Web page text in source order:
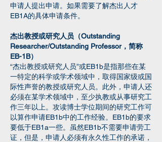
申请人提出申请。如果需要了解杰出人才
EB1A的具体申请条件。
杰出教授或研究人员（Outstanding
Researcher/Outstanding Professor，简称
EB-1B）
“杰出教授或研究人员”或EB1b是指那些在某
一特定的科学或学术领域中，取得国家级或国
际性声誉的教授或研究人员。此外，申请人还
必须在某学术领域中，至少执教或从事研究工
作三年以上。攻读博士学位期间的研究工作可
以算作申请EB1b中的工作经验。EB1b的要求
要低于EB1a一些。虽然EB1b不需要申请劳工
证，但是，申请人必须有永久性工作的承诺，